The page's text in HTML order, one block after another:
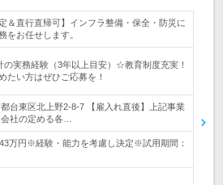
＆直行直帰可】インフラ整備・保全・防災に
をお任せします。
の実務経験（3年以上目安）☆教育制度充実！
たい方はぜひご応募を！
台東区北上野2-8-7 【雇入れ直後】上記事業
社の定める各…
43万円※経験・能力を考慮し決定※試用期間：